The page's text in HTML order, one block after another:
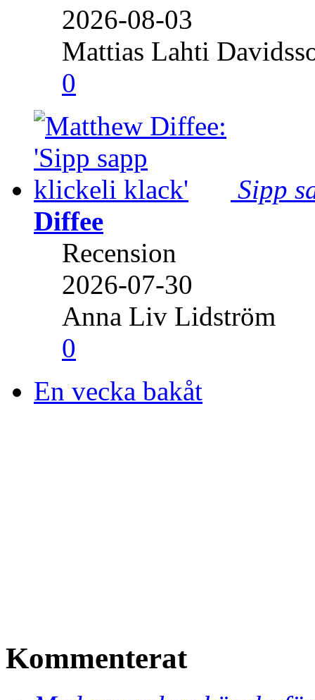
2026-08-03
Mattias Lahti
0
Sipp
Diffee
Recension
2026-07-30
Anna Liv Lidström
0
En vecka bakåt
Kommenterat